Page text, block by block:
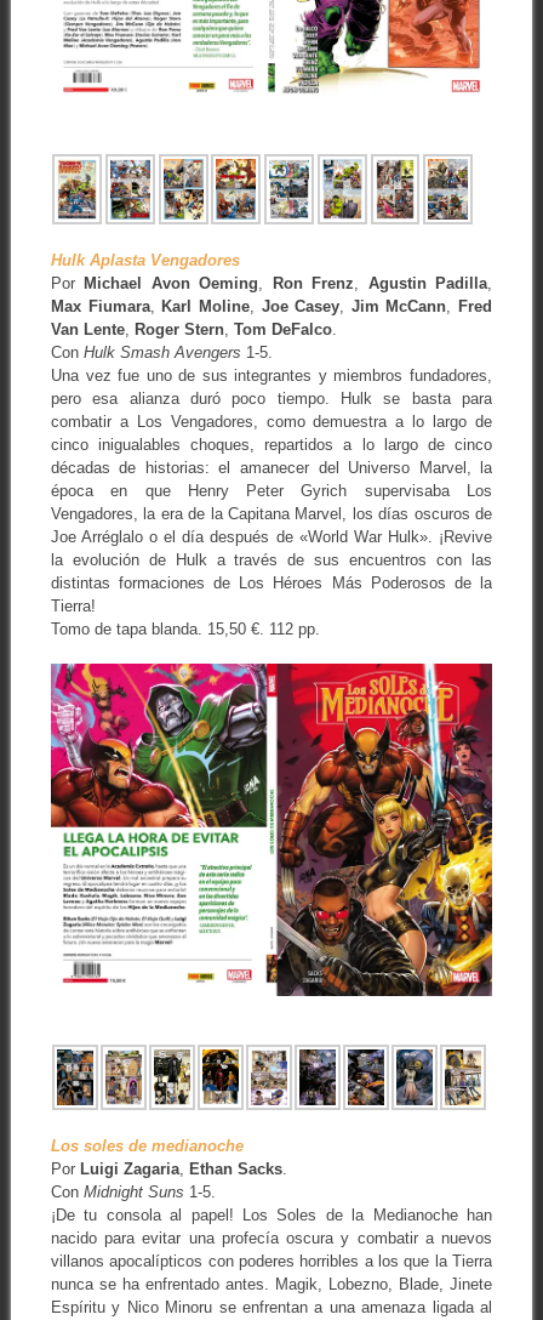
Hulk Aplasta Vengadores
PorMichael Avon Oeming Ron Frenz Agustin Padilla
Max Fiumara,Karl Moline, Joe Casey Jim McCann ,Fred
Van Lente, Roger Stern, Tom DeFalco.
Con Hulk Smash Avengers 1-5.
Una vez fue uno de sus integrantes y miembros fundadores,
pero esa alianza duró poco tiempo. Hulk se basta para
combatir a Los Vengadores, como demuestra a lo largo de
cinco inigualables choques, repartidos a lo largo de cinco
décadas de historias: el amanecer del Universo Marvel, la
época en que Henry Peter Gyrich supervisaba Los
Vengadores, la era de la Capitana Marvel, los días oscuros de
Joe Arréglalo o el día después de «World War Hulk». ¡Revive
la evolución de Hulk a través de sus encuentros con las
distintas formaciones de Los Héroes Más Poderosos de la
Tierra!
Tomo de tapa blanda. 15,50 €. 112 pp.
Los soles de medianoche
Por Luigi Zagaria, Ethan Sacks.
Con Midnight Suns 1-5.
¡De tu consola al papel! Los Soles de la Medianoche han
nacido para evitar una profecía oscura y combatir a nuevos
villanos apocalípticos con poderes horribles a los que la Tierra
nunca se ha enfrentado antes. Magik, Lobezno, Blade, Jinete
Espíritu y Nico Minoru se enfrentan a una amenaza ligada al